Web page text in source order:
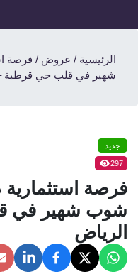
الرئيسية / عروض / فرصة
شهير في قلب حي قرطبة
جديد
297
فرصة استثمارية
شوب شهير في
الرياض